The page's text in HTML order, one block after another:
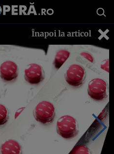
Înapoi la articol